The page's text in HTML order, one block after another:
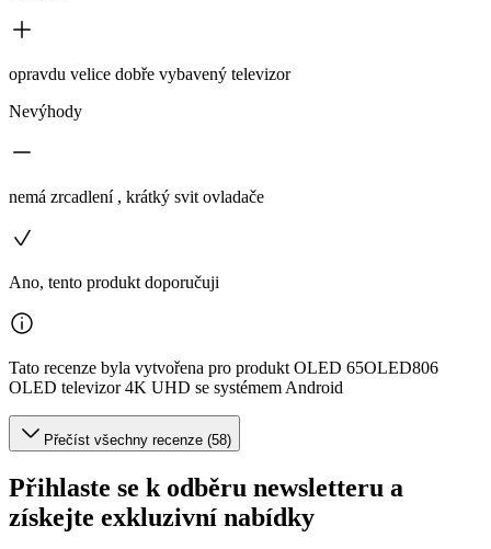
opravdu velice dobře vybavený televizor
Nevýhody
nemá zrcadlení , krátký svit ovladače
Ano, tento produkt doporučuji
Tato recenze byla vytvořena pro produkt OLED 65OLED806
OLED televizor 4K UHD se systémem Android
Přečíst všechny recenze (58)
Přihlaste se k odběru newsletteru a
získejte exkluzivní nabídky